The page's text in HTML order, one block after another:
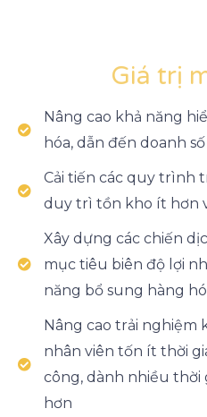
Giá trị
Nâng cao khả năng
hóa, dẫn đến doanh
Cải tiến các quy trình
duy trì tồn kho ít hơn
Xây dựng các chiến
mục tiêu biên độ lợi
năng bổ sung hàng
Nâng cao trải nghiệm
nhân viên tốn ít thời
công, dành nhiều thời
hơn